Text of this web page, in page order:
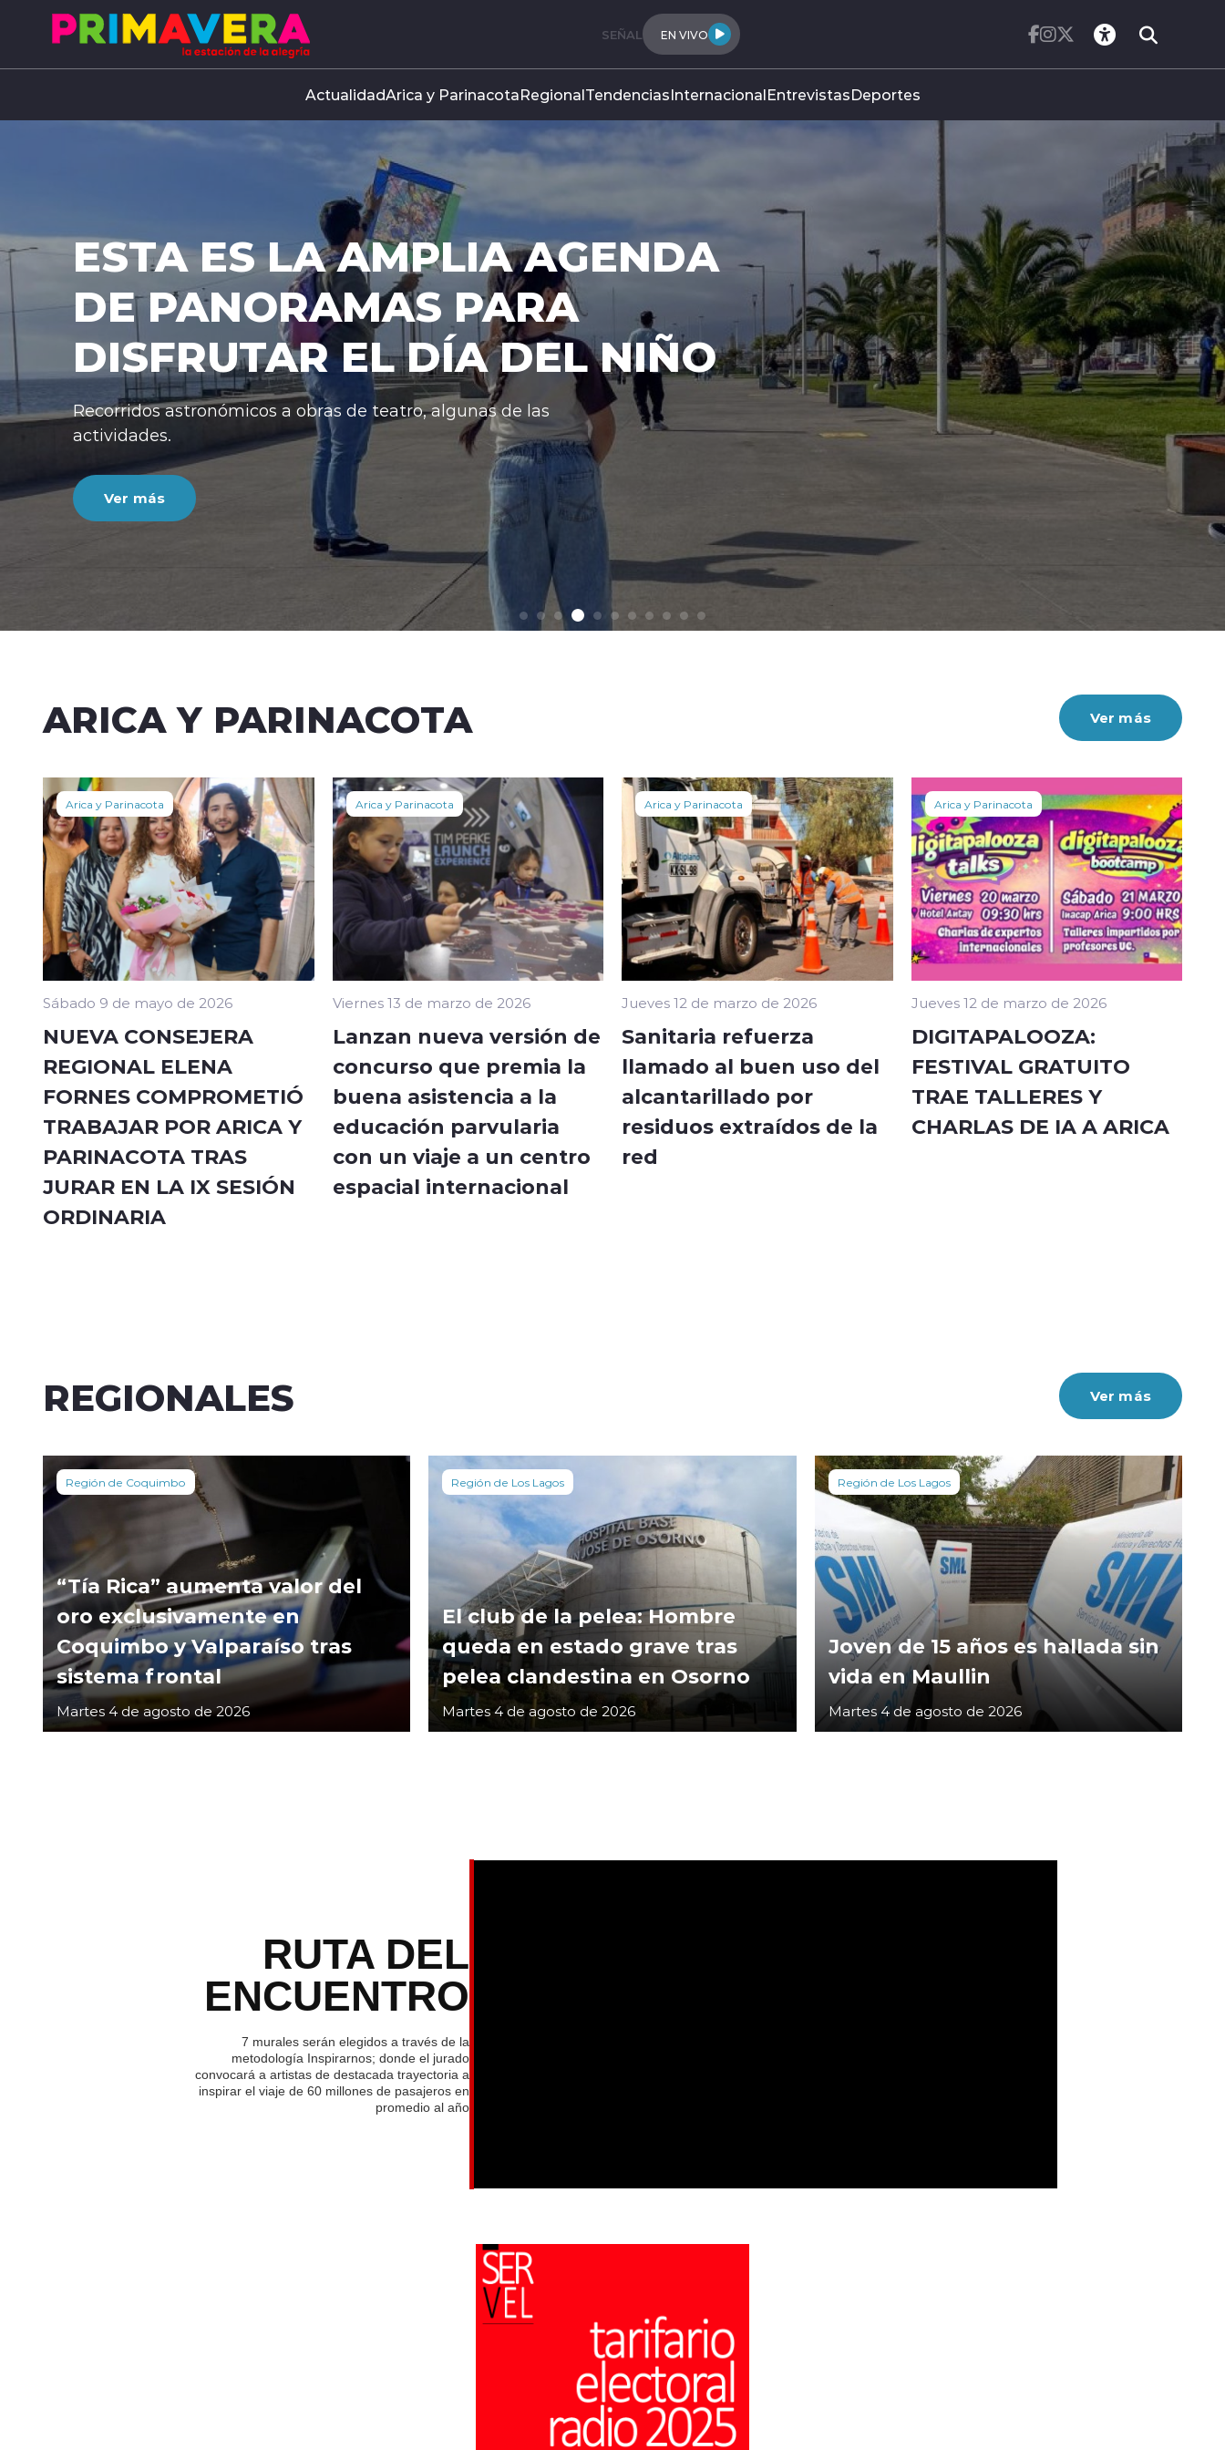
SEÑAL EN VIVO
ActualidadArica y ParinacotaRegionalTendenciasInternacionalEntrevistasDeportes
IPC REGISTRA
DE 0,1 POR CIENTO
EL MES DE JULIO
Con esto la baja acumulada se consolidó en un 3,5%.
ARICA Y PARINACOTA Ver más
Arica y Parinacota
Sábado 9 de mayo de 2026
NUEVA CONSEJERA
REGIONAL ELENA
FORNES COMPROMETIÓ
TRABAJAR POR ARICA Y
PARINACOTA TRAS
JURAR EN LA IX SESIÓN
ORDINARIA
Arica y Parinacota
Viernes 13 de marzo de 2026
Lanzan nueva versión de
concurso que premia la
buena asistencia a la
educación parvularia
con un viaje a un centro
espacial internacional
Arica y Parinacota
Jueves 12 de marzo de 2026
Sanitaria refuerza
llamado al buen uso del
alcantarillado por
residuos extraídos de la
red
Arica y Parinacota
Jueves 12 de marzo de 2026
DIGITAPALOOZA:
FESTIVAL GRATUITO
TRAE TALLERES Y
CHARLAS DE IA A ARICA
REGIONALES Ver más
Región de Coquimbo
“Tía Rica” aumenta valor del
oro exclusivamente en
Coquimbo y Valparaíso tras
sistema frontal
Martes 4 de agosto de 2026
Región de Los Lagos
El club de la pelea: Hombre
queda en estado grave tras
pelea clandestina en Osorno
Martes 4 de agosto de 2026
Región de Los Lagos
Joven de 15 años es hallada sin
vida en Maullin
Martes 4 de agosto de 2026
RUTA DEL
ENCUENTRO
7 murales serán elegidos a través de la
metodología Inspirarnos; donde el jurado
convocará a artistas de destacada trayectoria a
inspirar el viaje de 60 millones de pasajeros en
promedio al año